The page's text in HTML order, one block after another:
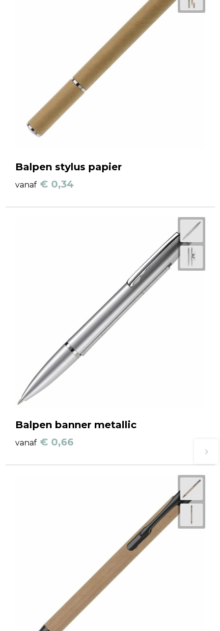
Balpen stylus papier
vanaf € 0,34
Balpen banner metallic
vanaf € 0,66